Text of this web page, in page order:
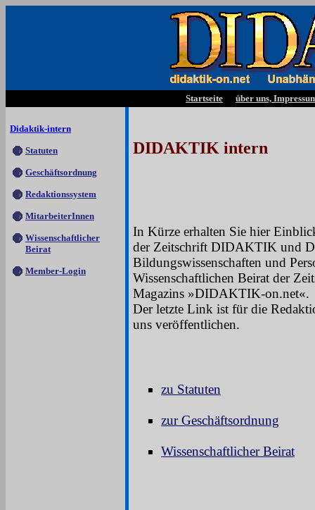
Startseite über uns,
Didaktik-intern
Statuten
Geschäftsordnung
Redaktionssystem
MitarbeiterInnen
Wissenschaftlicher
Beirat
Member-Login
DIDAKTIK intern
In Kürze erhalten Sie hier
der Zeitschrift DIDAKTIK und
Bildungswissenschaften und
Wissenschaftlichen Beirat der
Magazins »DIDAKTIK-on.net«.
Der letzte Link ist für die
uns veröffentlichen.
zu Statuten
zur Geschäftsordnung
Wissenschaftlicher Beirat